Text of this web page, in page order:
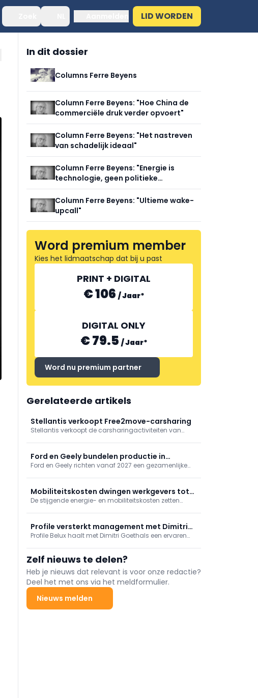
LID WORDEN
In dit dossier
Columns Ferre Beyens
Column Ferre Beyens: "Hoe China de
commerciële druk verder opvoert"
Column Ferre Beyens: "Het nastreven
van schadelijk ideaal"
Column Ferre Beyens: "Energie is
technologie, geen politieke
ideologie"
Column Ferre Beyens: "Ultieme wake-
upcall"
Word premium member
Kies het lidmaatschap dat bij u past
PRINT + DIGITAL
€ 106 /Jaar*
DIGITAL ONLY
€ 79.5 /Jaar*
Word nu premium partner
Gerelateerde artikels
Stellantis verkoopt Free2move-carsharing
Stellantis verkoopt de carsharingactiviteiten van
kernactiviteiten in de automobielsector en moet
tegen eind 2026 worden afgerond.
Ford en Geely bundelen productie in
Valencia
Ford en Geely richten vanaf 2027 een gezamenlijke
van beide merken en moet de Europese
competitiviteit verder versterken.
Mobiliteitskosten dwingen werkgevers tot
keuzes
De stijgende energie- en mobiliteitskosten zetten
blijven kmo's terughoudend door de oplopende
kosten en de complexe regelgeving.
Profile versterkt management met Dimitri
Goethals
Profile Belux haalt met Dimitri Goethals een ervaren
verdere uitbouw en ondersteuning van het Belgische
franchisenetwerk.
Zelf nieuws te delen?
Heb je nieuws dat relevant is voor onze redactie?
Deel het met ons via het meldformulier.
Nieuws melden